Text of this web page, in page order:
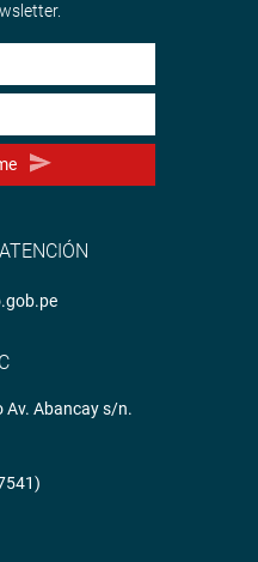
Av. Abancay s/n.